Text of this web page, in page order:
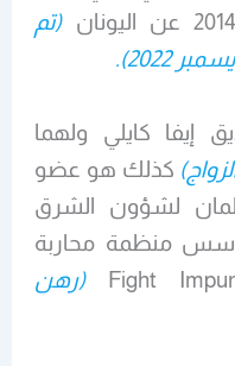
(تم
إيفا كايلي ولهما
كذلك هو عضو
لشؤون الشرق
منظمة محاربة
(رهن